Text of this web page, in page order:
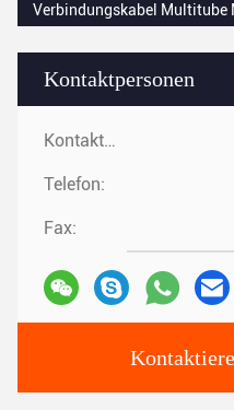
Kontaktpersonen
Kontaktpersonen:
Telefon:
Fax:
Verbindungskabel Multitube